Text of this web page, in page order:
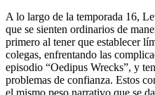
A lo largo de la temporada 16,
que se sienten ordinarios de
primero al tener que establecer
colegas, enfrentando las
episodio “Oedipus Wrecks”, y
problemas de confianza. Estos